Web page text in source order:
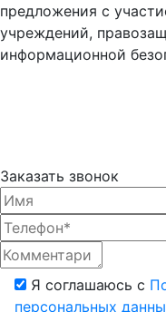
предложения с
учреждений,
информационной
Заказать звонок
Я соглашаюсь с
персональных